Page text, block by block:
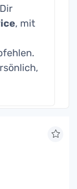
, mit